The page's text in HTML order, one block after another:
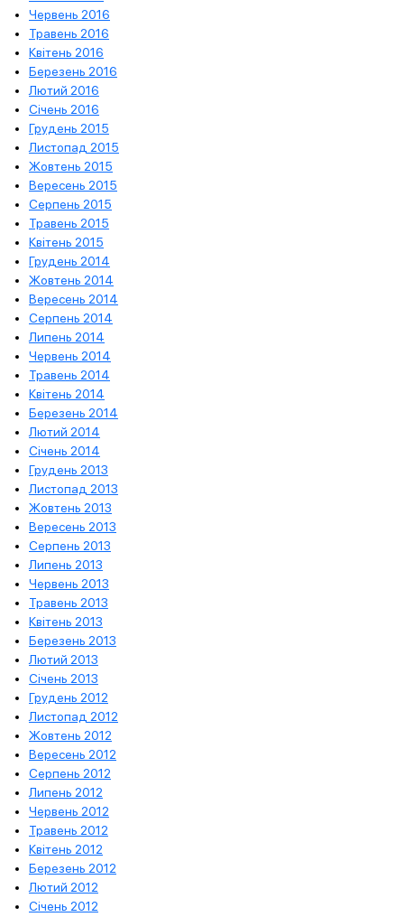
Червень 2016
Травень 2016
Квітень 2016
Березень 2016
Лютий 2016
Січень 2016
Грудень 2015
Листопад 2015
Жовтень 2015
Вересень 2015
Серпень 2015
Травень 2015
Квітень 2015
Грудень 2014
Жовтень 2014
Вересень 2014
Серпень 2014
Липень 2014
Червень 2014
Травень 2014
Квітень 2014
Березень 2014
Лютий 2014
Січень 2014
Грудень 2013
Листопад 2013
Жовтень 2013
Вересень 2013
Серпень 2013
Липень 2013
Червень 2013
Травень 2013
Квітень 2013
Березень 2013
Лютий 2013
Січень 2013
Грудень 2012
Листопад 2012
Жовтень 2012
Вересень 2012
Серпень 2012
Липень 2012
Червень 2012
Травень 2012
Квітень 2012
Березень 2012
Лютий 2012
Січень 2012